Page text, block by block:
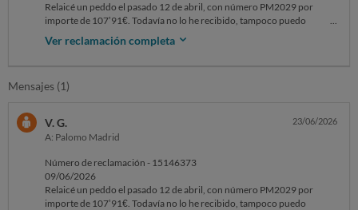
Relaicé un peddo el pasado 12 de abril, con número PM2029 por
importe de 107’91€. Todavía no lo he recibido, tampoco puedo
rastrear el envío a través de la web ni de la app de Palomo Madrid
(ahora llamado Embrana.com).
Solicito cancelación del pedido y que me devuelvan el importe
Ver reclamación completa
Mensajes (1)
V. G.
A: Palomo Madrid
23/06/2026
Número de reclamación - 15146373
09/06/2026
Relaicé un peddo el pasado 12 de abril, con número PM2029 por
importe de 107’91€. Todavía no lo he recibido, tampoco puedo